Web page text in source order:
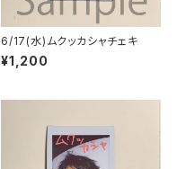
6/17(水)ムクッカシャチェキ
¥1,200